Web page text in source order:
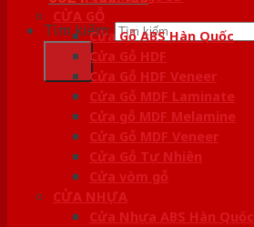
Tìm kiếm:
CỬA GỖ
Cửa Gỗ ABS Hàn Quốc
Cửa Gỗ HDF
Cửa Gỗ HDF Veneer
Cửa Gỗ MDF Laminate
Cửa gỗ MDF Melamine
Cửa Gỗ MDF Veneer
Cửa Gỗ Tự Nhiên
Cửa vòm gỗ
CỬA NHỰA
Cửa Nhựa ABS Hàn Quốc